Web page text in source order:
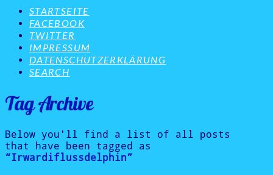
STARTSEITE
FACEBOOK
TWITTER
IMPRESSUM
DATENSCHUTZERKLÄRUNG
SEARCH
Tag Archive
Below you'll find a list of all posts
that have been tagged as
“Irwardiflussdelphin”